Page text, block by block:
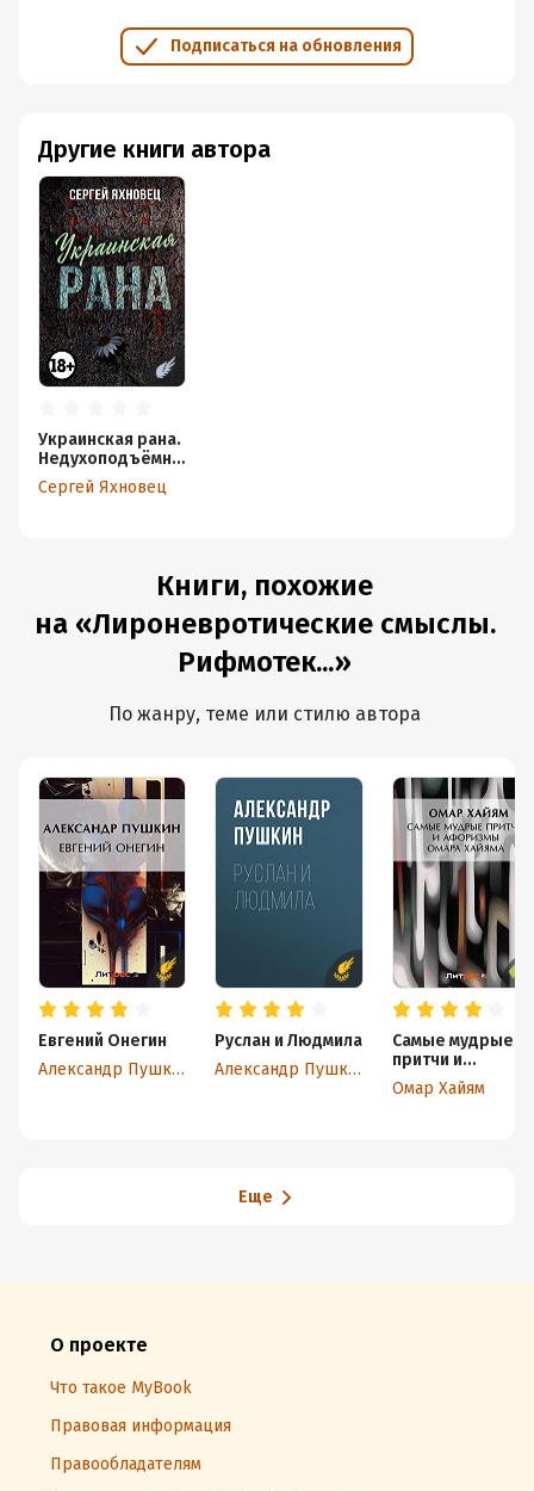
Подписаться на обновления
Другие книги автора
Украинская рана.
Недухоподъёмны
е рифмотексты
Cергей Яхновец
Книги, похожие
на «Лироневротические смыслы.
Рифмотек...»
По жанру, теме или стилю автора
Евгений Онегин
Александр Пушкин
Руслан и Людмила
Александр Пушкин
Самые мудрые
притчи и
афоризмы
Хайяма
Омар Хайям
Еще
О проекте
Что такое MyBook
Правовая информация
Правообладателям